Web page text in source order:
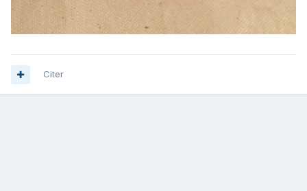
Citer